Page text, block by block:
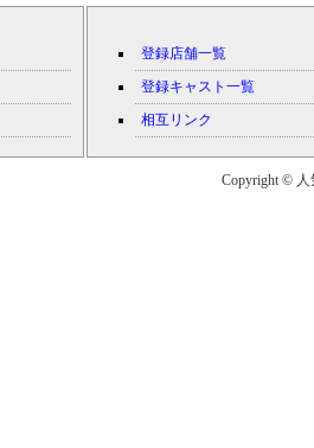
登録店舗一覧
登録キャスト一覧
相互リンク
Copyright © 人